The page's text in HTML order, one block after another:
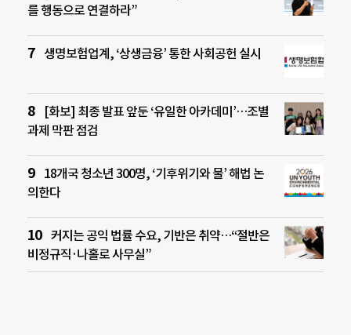
를 행동으로 연결하라”
생명보험업계, ‘상생금융’ 통한 사회공헌 실시
[화보] 최종 발표 앞둔 ‘유일한 아카데미’…조별
과제 막판 점검
18개국 청소년 300명, ‘기후위기와 물’ 해법 논
의한다
커지는 공익 법률 수요, 기반은 취약…“절반은
비정규직·나홀로 사무실”